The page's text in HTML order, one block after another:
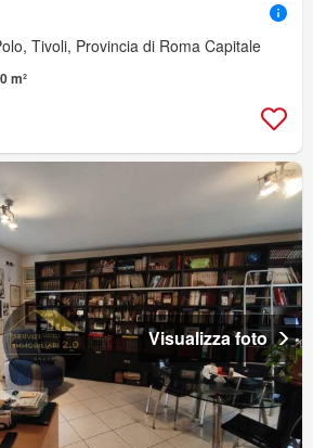
Tivoli, Provincia di Roma Capitale
m²
Visualizza foto